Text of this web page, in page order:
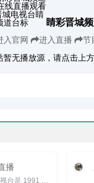
睛彩晋城
入官网
进入直播
节
暂无播放源，请点击上
播